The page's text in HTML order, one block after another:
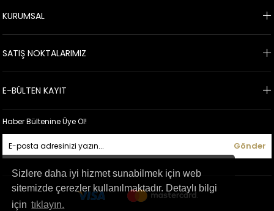
Sizlere daha iyi hizmet sunabilmek için web
sitemizde çerezler kullanılmaktadır. Detaylı bilgi
için tıklayın.
KURUMSAL
SATIŞ NOKTALARIMIZ
E-BÜLTEN KAYIT
Haber Bültenine Üye Ol!
Gönder